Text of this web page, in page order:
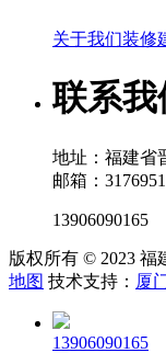
关于我们装修
联系我
地址：福建省
邮箱：
13906090165
版权所有 © 2023 福
地图 技术支持： 厦
13906090165